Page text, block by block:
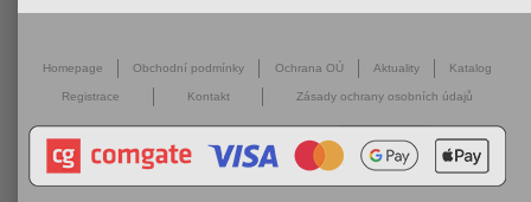
Homepage Obchodní podmínky Ochrana OÚ Aktuality Katalog
Registrace Kontakt Zásady ochrany osobních údajů